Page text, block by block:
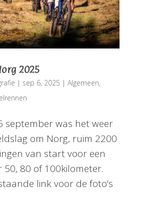
2025
| sep 6, 2025 | Algemeen,
september was het weer
om Norg, ruim 2200
van start voor een
80 of 100kilometer.
link voor de foto’s